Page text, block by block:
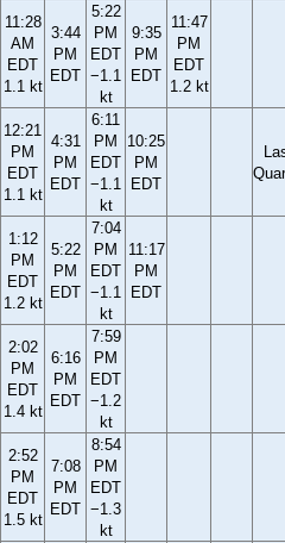
11:28
AM
EDT
1.1 kt
3:44
PM
EDT
5:22
PM
EDT
−1.1
kt
9:35
PM
EDT
11:47
PM
EDT
1.2 kt
12:21
PM
EDT
1.1 kt
4:31
PM
EDT
6:11
PM
EDT
−1.1
kt
10:25
PM
EDT
1:12
PM
EDT
1.2 kt
5:22
PM
EDT
7:04
PM
EDT
−1.1
kt
11:17
PM
EDT
2:02
PM
EDT
1.4 kt
6:16
PM
EDT
7:59
PM
EDT
−1.2
kt
2:52
PM
EDT
1.5 kt
7:08
PM
EDT
8:54
PM
EDT
−1.3
kt